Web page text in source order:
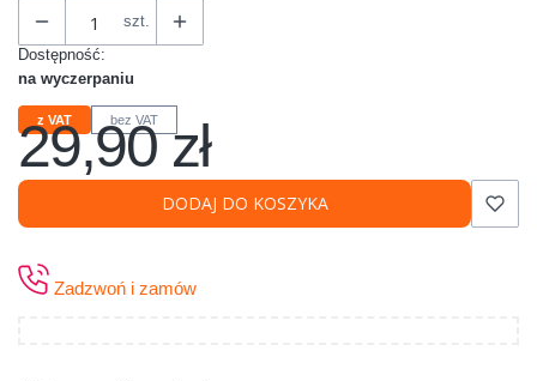
szt.
Dostępność:
na wyczerpaniu
z VAT bez VAT
Cena
29,90 zł
DODAJ DO KOSZYKA
Zadzwoń i zamów